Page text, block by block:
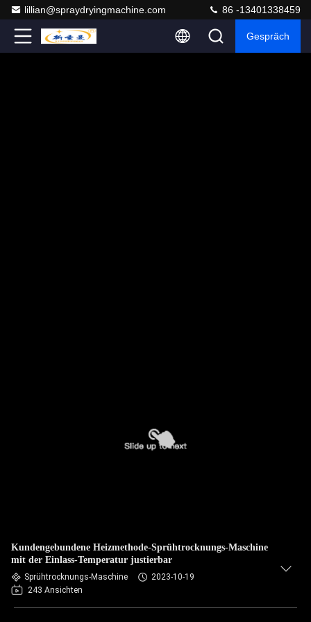
lillian@spraydryingmachine.com 86 -13401338459
Gespräch
Kundengebundene Heizmethode-Sprühtrocknungs-Maschine
mit der Einlass-Temperatur justierbar
Sprühtrocknungs-Maschine
2023-10-19
243 Ansichten